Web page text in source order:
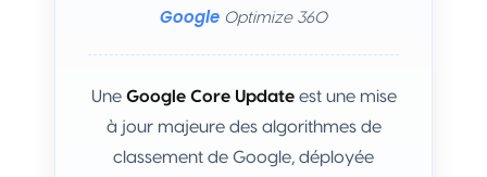
Google Optimize 360
Une Google Core Updateest une mise
à jour majeure des algorithmes de
classement de Google, déployée